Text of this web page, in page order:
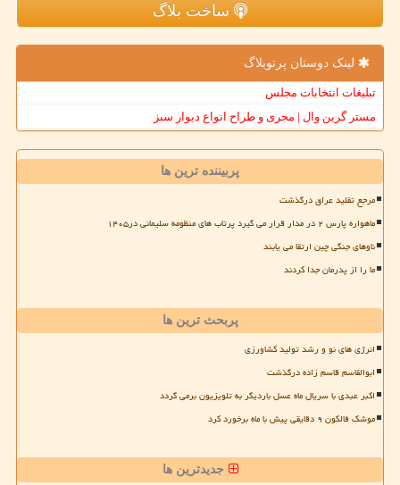
ساخت بلاگ
لینک دوستان پرتوبلاگ
تبلیغات انتخابات مجلس
مستر گرین وال | مجری و طراح انواع دیوار سبز
پربیننده ترین ها
مرجع تقلید عراق درگذشت
ماهواره پارس ۲ در مدار قرار می گیرد پرتاب های منظومه سلیمانی در۱۴۰۵
ناوهای جنگی چین ارتقا می یابند
ما را از پدرمان جدا کردند
پربحث ترین ها
انرژی های نو و رشد تولید کشاورزی
ابوالقاسم قاسم زاده درگذشت
اکبر عبدی با سریال ماه عسل باردیگر به تلویزیون برمی گردد
موشک فالکون ۹ دقایقی پیش با ماه برخورد کرد
جدیدترین ها